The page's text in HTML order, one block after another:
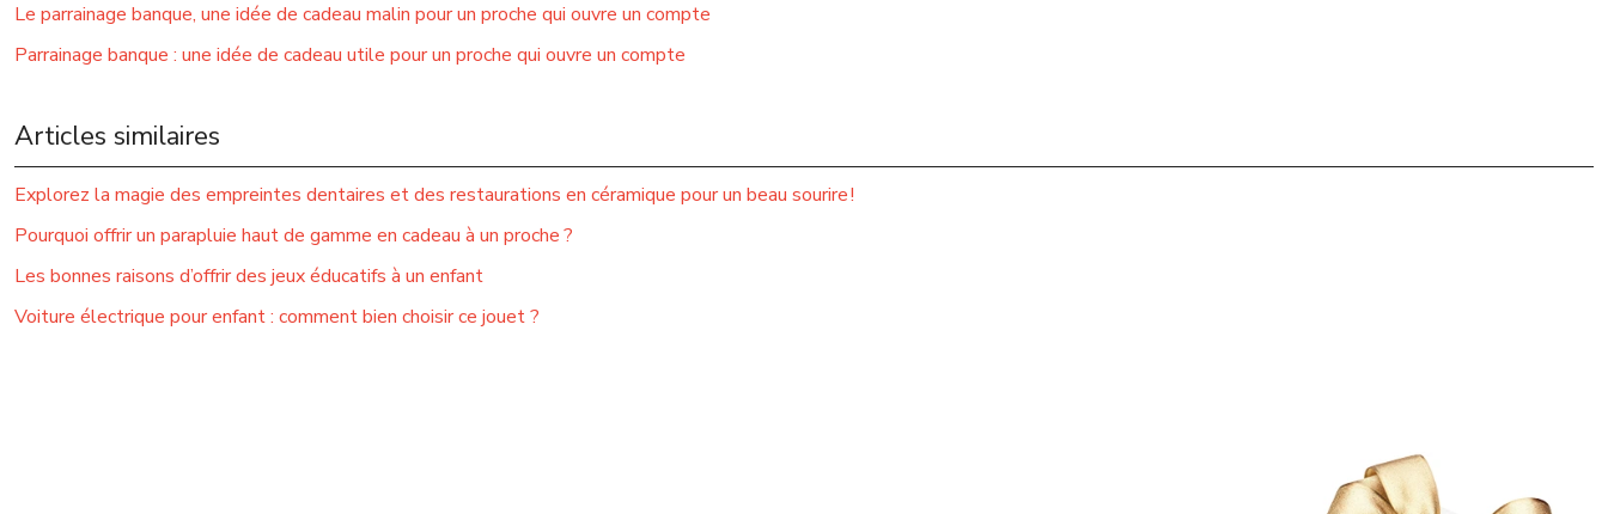
Le parrainage banque, une idée de cadeau malin pour un proche qui ouvre un compte
Parrainage banque : une idée de cadeau utile pour un proche qui ouvre un compte
Articles similaires
Explorez la magie des empreintes dentaires et des restaurations en céramique pour un beau sourire !
Pourquoi offrir un parapluie haut de gamme en cadeau à un proche ?
Les bonnes raisons d’offrir des jeux éducatifs à un enfant
Voiture électrique pour enfant : comment bien choisir ce jouet ?